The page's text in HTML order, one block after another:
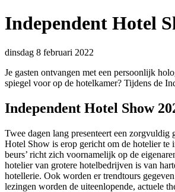
Independent Hotel
dinsdag 8 februari 2022
Je gasten ontvangen met een persoonlijk
spiegel voor op de hotelkamer? Tijdens de
Independent Hotel Show
Twee dagen lang presenteert een zorgvuldig
Hotel Show is erop gericht om de hotelier te
beurs’ richt zich voornamelijk op de
hotelier van grotere hotelbedrijven is van
hotellerie. Ook worden er trendtours
lezingen worden de uiteenlopende, actuele